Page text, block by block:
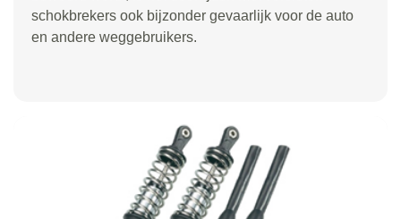
schokbrekers ook bijzonder gevaarlijk voor de auto
en andere weggebruikers.